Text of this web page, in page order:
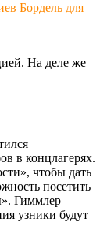
Бордель для
На деле же
в концлагерях.
чтобы дать
посетить
Гиммлер
узники будут